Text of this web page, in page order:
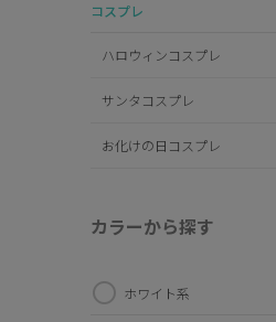
コスプレ
ハロウィンコスプレ
サンタコスプレ
お化けの日コスプレ
カラーから探す
ホワイト系